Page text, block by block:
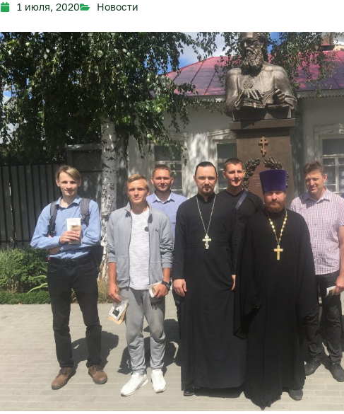
1 июля, 2020 Новости